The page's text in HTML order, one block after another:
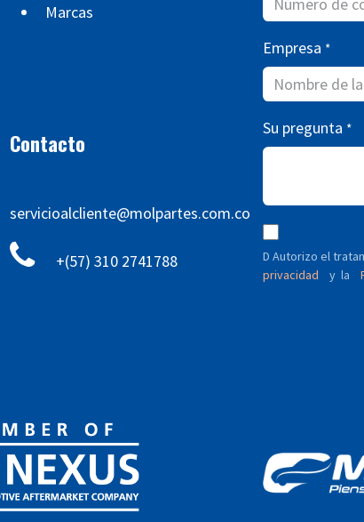
Marcas
Contacto
servicioalcliente@molpartes.com.co
+(57) 310 2741788
Empresa *
Su pregunta *
D Autorizo ​​el
privacidad
y la